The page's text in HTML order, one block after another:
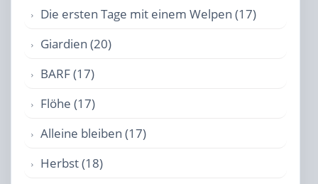
Die ersten Tage mit einem Welpen (17)
Giardien (20)
BARF (17)
Flöhe (17)
Alleine bleiben (17)
Herbst (18)